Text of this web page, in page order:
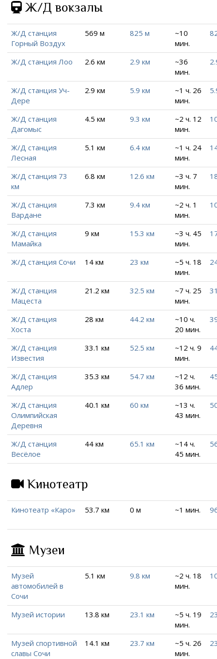
Ж/Д вокзалы
Ж/Д станция
Горный Воздух
569 м 825 м
~10
мин.
Ж/Д станция Лоо 2.6 км 2.9 км
~36
мин.
Ж/Д станция Уч-
Дере
2.9 км 5.9 км
~1 ч. 26
мин.
Ж/Д станция
Дагомыс
4.5 км 9.3 км
~2 ч. 12
мин.
Ж/Д станция
Лесная
5.1 км 6.4 км
~1 ч. 24
мин.
Ж/Д станция 73
км
6.8 км 12.6 км
~3 ч. 7
мин.
Ж/Д станция
Вардане
7.3 км 9.4 км
~2 ч. 1
мин.
Ж/Д станция
Мамайка
9 км 15.3 км
~3 ч. 45
мин.
Ж/Д станция Сочи 14 км 23 км
~5 ч. 18
мин.
Ж/Д станция
Мацеста
21.2 км 32.5 км
~7 ч. 25
мин.
Ж/Д станция
Хоста
28 км 44.2 км
~10 ч.
20 мин.
Ж/Д станция
Известия
33.1 км 52.5 км
~12 ч. 9
мин.
Ж/Д станция
Адлер
35.3 км 54.7 км
~12 ч.
36 мин.
Ж/Д станция
Олимпийская
Деревня
40.1 км 60 км
~13 ч.
43 мин.
Ж/Д станция
Весёлое
44 км 65.1 км
~14 ч.
45 мин.
Кинотеатр
Кинотеатр «Каро» 53.7 км 0 м ~1 мин.
Музеи
Музей
автомобилей в
Сочи
5.1 км 9.8 км
~2 ч. 18
мин.
Музей истории 13.8 км 23.1 км
~5 ч. 19
мин.
Музей спортивной
славы Сочи
14.1 км 23.7 км
~5 ч. 26
мин.